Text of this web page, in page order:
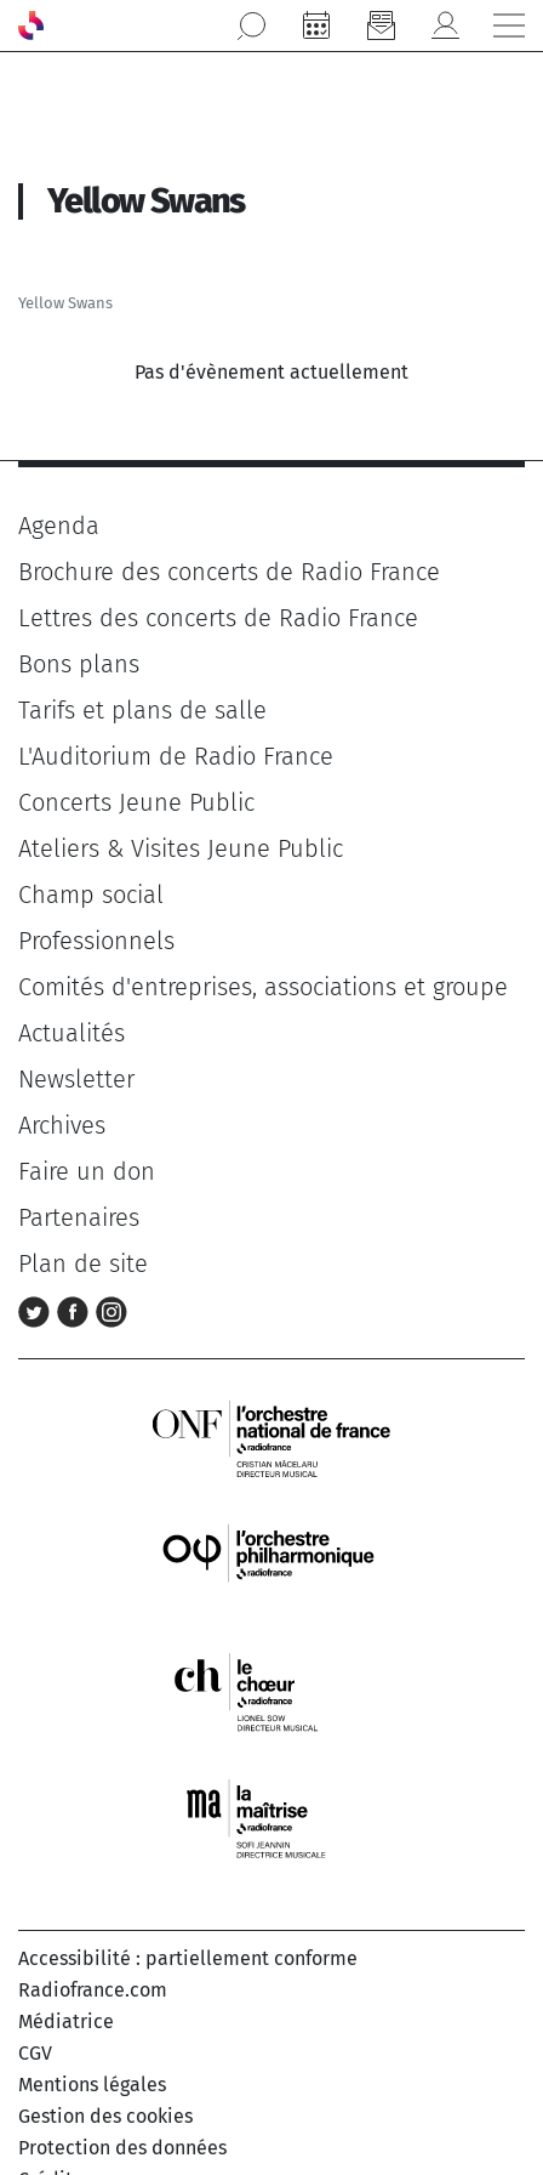
Aller au contenu principal
Yellow Swans
Yellow Swans
Pas d'évènement actuellement
Agenda
Brochure des concerts de Radio France
Lettres des concerts de Radio France
Bons plans
Tarifs et plans de salle
L'Auditorium de Radio France
Concerts Jeune Public
Ateliers & Visites Jeune Public
Champ social
Professionnels
Comités d'entreprises, associations et groupe
Actualités
Newsletter
Archives
Faire un don
Partenaires
Plan de site
Accessibilité : partiellement conforme
Radiofrance.com
Médiatrice
CGV
Mentions légales
Gestion des cookies
Protection des données